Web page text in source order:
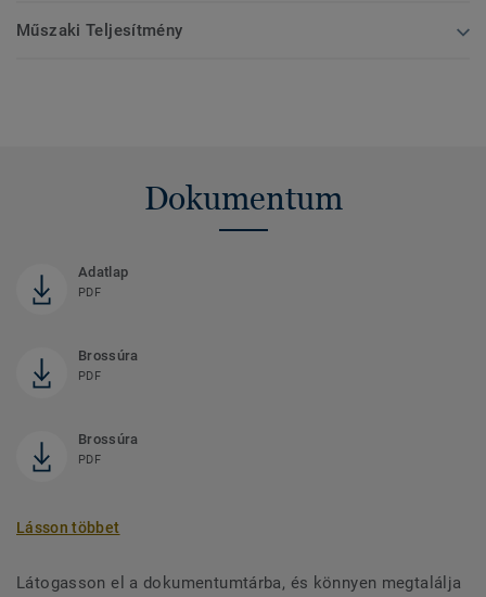
Műszaki Teljesítmény
Dokumentum
Adatlap
PDF
Brossúra
PDF
Brossúra
PDF
Lásson többet
Látogasson el a dokumentumtárba, és könnyen megtalálja